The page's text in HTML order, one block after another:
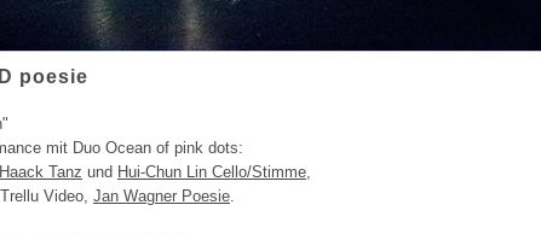
poesie
mit Duo Ocean of pink dots:
Tanz und Hui-Chun Lin Cello/Stimme,
Video, Jan Wagner Poesie.